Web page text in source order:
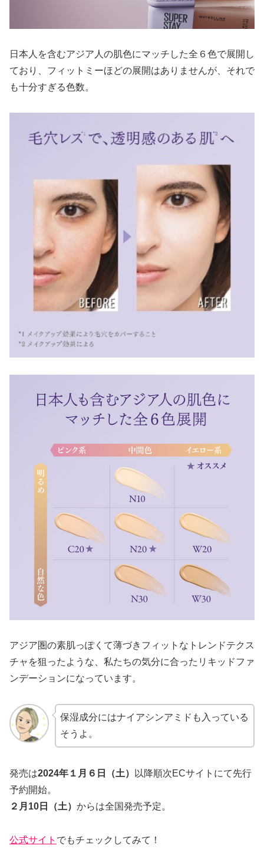
日本人を含むアジア人の肌色にマッチした全６色で展開し
ており、フィットミーほどの展開はありませんが、それで
も十分すぎる色数。
アジア圏の素肌っぽくて薄づきフィットなトレンドテクス
チャを狙ったような、私たちの気分に合ったリキッドファ
ンデーションになっています。
保湿成分にはナイアシンアミドも入っている
そうよ。
発売は2024年１月６日（土）
以降順次ECサイトにて先行
予約開始。
２月10日（土） からは全国発売予定。
公式サイト でもチェックしてみて！